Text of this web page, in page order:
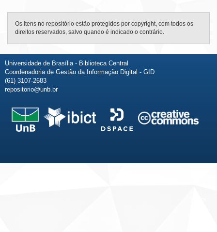
Os itens no repositório estão protegidos por copyright, com todos os
direitos reservados, salvo quando é indicado o contrário.
Universidade de Brasília - Biblioteca Central
Coordenadoria de Gestão da Informação Digital - GID
(61) 3107-2683
repositorio@unb.br